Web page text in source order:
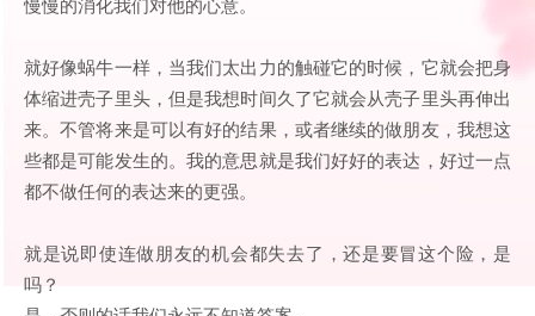
就好像蜗牛一样，当我们太出力的触碰它的时候，它就会把身
体缩进壳子里头，但是我想时间久了它就会从壳子里头再伸出
来。不管将来是可以有好的结果，或者继续的做朋友，我想这
些都是可能发生的。我的意思就是我们好好的表达，好过一点
都不做任何的表达来的更强。
就是说即使连做朋友的机会都失去了，还是要冒这个险，是
吗？